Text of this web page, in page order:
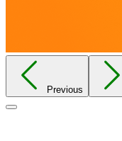
Previous
Close